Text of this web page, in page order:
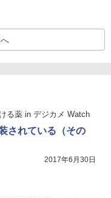
る薬 in デジカメ Watch
されている（その
2017年6月30日